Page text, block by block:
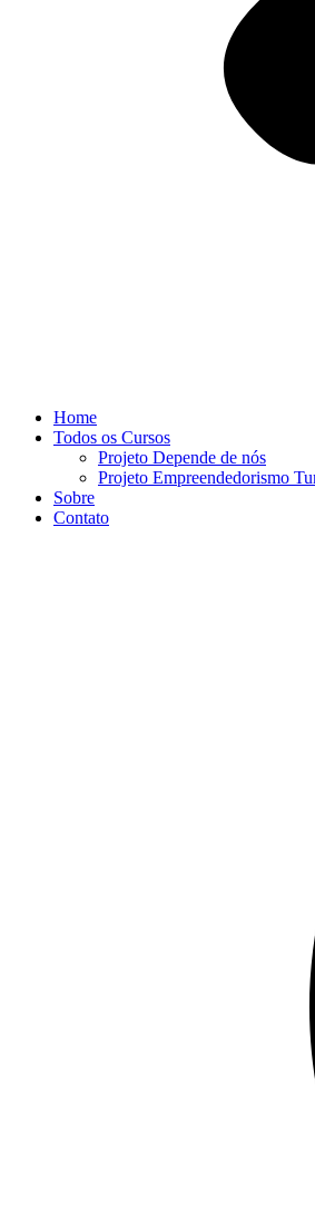
Home
Todos os Cursos
Projeto Depende de nós
Projeto Empreendedorismo
Sobre
Contato